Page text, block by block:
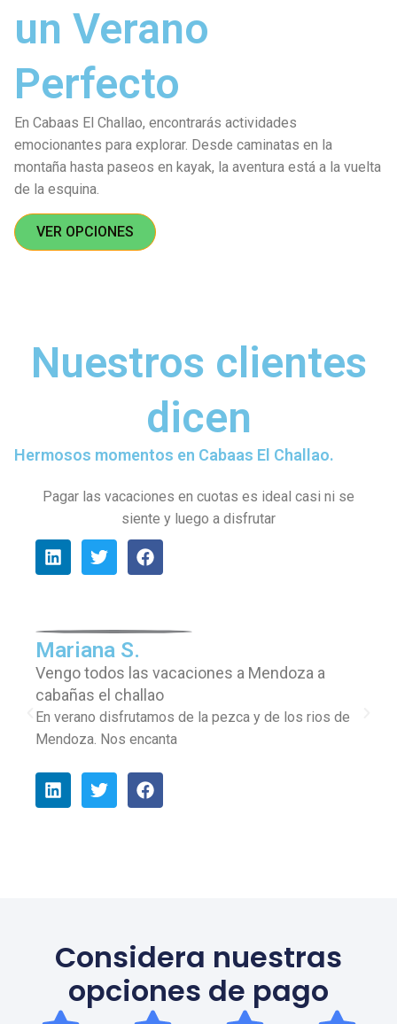
un Verano
Perfecto
En Cabaas El Challao, encontrarás actividades
emocionantes para explorar. Desde caminatas en la
montaña hasta paseos en kayak, la aventura está a la vuelta
de la esquina.
VER OPCIONES
Nuestros clientes
dicen
Hermosos momentos en Cabaas El Challao.
Pagar las vacaciones en cuotas es ideal casi ni se
siente y luego a disfrutar
L
i
n
d
i
n
T
w
i
e
r
F
a
c
o
k
Mariana S.
Vengo todos las vacaciones a Mendoza a
cabañas el challao
En verano disfrutamos de la pezca y de los rios de
Mendoza. Nos encanta
L
i
n
T
w
i
F
a
c
Considera nuestras
opciones de pago